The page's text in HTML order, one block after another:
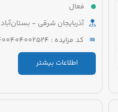
فعال
آذربایجان شرقی - بستان‌آباد
کد مزایده : 5521400404002524
اطلاعات بیشتر